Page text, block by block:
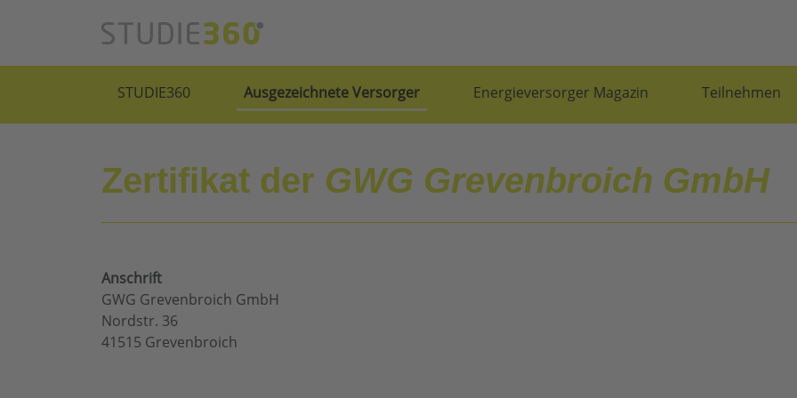
STUDIE360 Ausgezeichnete Versorger Energieversorger Magazin Teilnehmen
Zertifikat der GWG Grevenbroich GmbH
Anschrift
GWG Grevenbroich GmbH
Nordstr. 36
41515 Grevenbroich